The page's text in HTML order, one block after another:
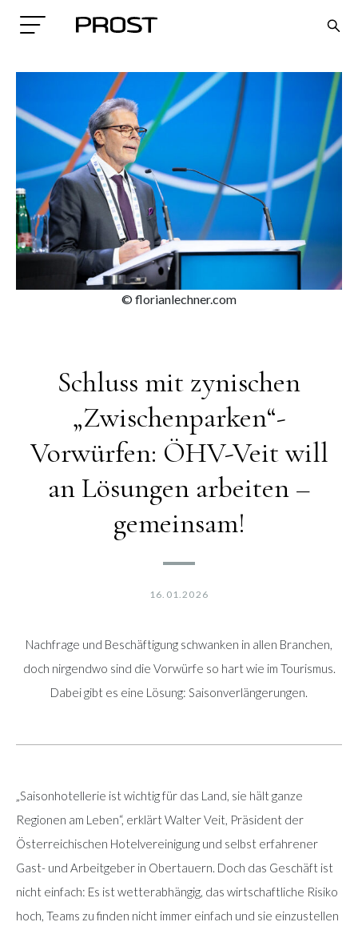
Search
© florianlechner.com
Schluss mit zynischen
„Zwischenparken“-
Vorwürfen: ÖHV-Veit will
an Lösungen arbeiten –
gemeinsam!
16.01.2026
Nachfrage und Beschäftigung schwanken in allen Branchen,
doch nirgendwo sind die Vorwürfe so hart wie im Tourismus.
Dabei gibt es eine Lösung: Saisonverlängerungen.
„Saisonhotellerie ist wichtig für das Land, sie hält ganze
Regionen am Leben“, erklärt Walter Veit, Präsident der
Österreichischen Hotelvereinigung und selbst erfahrener
Gast- und Arbeitgeber in Obertauern. Doch das Geschäft ist
nicht einfach: Es ist wetterabhängig, das wirtschaftliche Risiko
hoch, Teams zu finden nicht immer einfach und sie einzustellen